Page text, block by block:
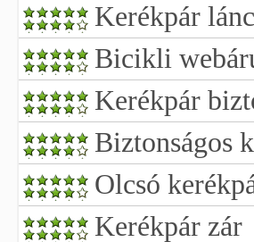
Kerékpár
Bicikli
Kerékpár
Biztonságos
Olcsó
Kerékpár zár